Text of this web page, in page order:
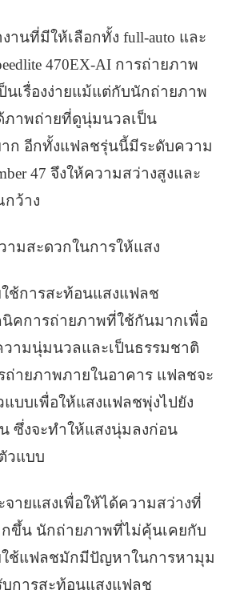
านที่มีให้เลือกทั้ง full-auto และ
470EX-AI การถ่ายภาพ
นเรื่องง่ายแม้แต่กับนักถ่ายภาพ
ภาพถ่ายที่ดูนุ่มนวลเป็น
ก อีกทั้งแฟลชรุ่นนี้มีระดับความ
47 จึงให้ความสว่างสูงและ
ว้าง
ามสะดวกในการให้แสง
ช้การสะท้อนแสงแฟลช
นิคการถ่ายภาพที่ใช้กันมากเพื่อ
ามนุ่มนวลและเป็นธรรมชาติ
ถ่ายภาพภายในอาคาร แฟลชจะ
บบเพื่อให้แสงแฟลชพุ่งไปยัง
ซึ่งจะทำให้แสงนุ่มลงก่อน
วแบบ
จายแสงเพื่อให้ได้ความสว่างที่
ขึ้น นักถ่ายภาพที่ไม่คุ้นเคยกับ
ใช้แฟลชมักมีปัญหาในการหามุม
การสะท้อนแสงแฟลช